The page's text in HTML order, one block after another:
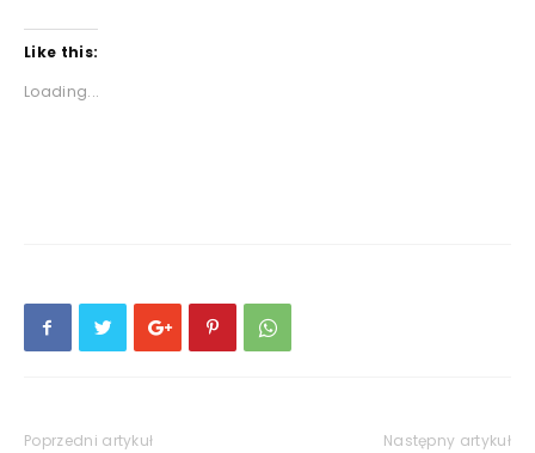
Like this:
Loading...
Poprzedni artykuł Następny artykuł